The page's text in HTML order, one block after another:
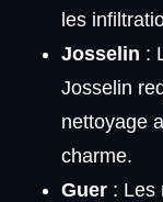
les
Josselin :
Josselin
nettoyage
charme.
Guer: Les